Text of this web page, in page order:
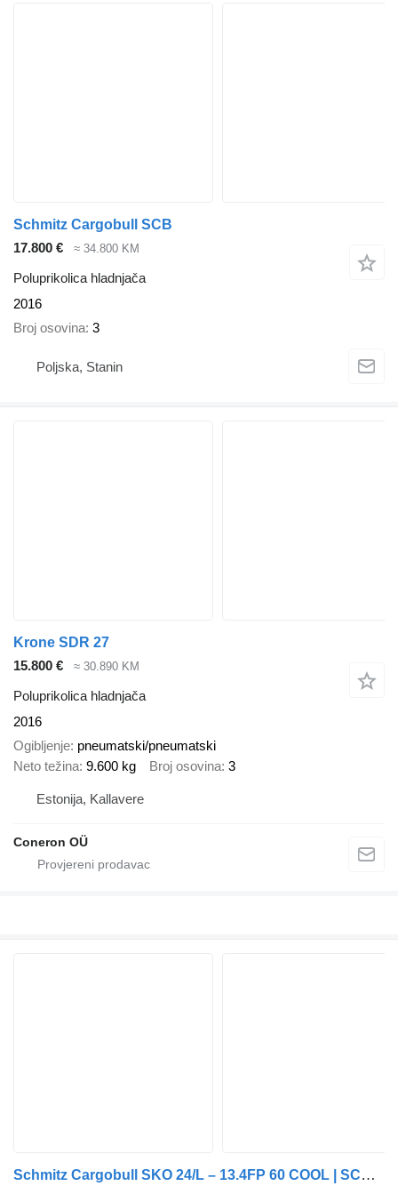
Schmitz Cargobull SCB
17.800 €
≈ 34.800 KM
Poluprikolica hladnjača
2016
Broj osovina 3
Poljska, Stanin
Krone SDR 27
15.800 €
≈ 30.890 KM
Poluprikolica hladnjača
2016
Ogibljenje pneumatski/pneumatski
Neto težina 9.600 kg Broj osovina 3
Estonija, Kallavere
Coneron OÜ
Schmitz Cargobull SKO 24/L – 13.4FP 60 COOL | SCB*S3B